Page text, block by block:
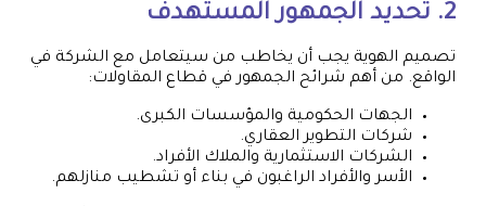
2. تحديد الجمهور المستهدف
تصميم الهوية يجب أن يخاطب من سيتعامل مع الشركة في
الواقع. من أهم شرائح الجمهور في قطاع المقاولات:
الجهات الحكومية والمؤسسات الكبرى.
شركات التطوير العقاري.
الشركات الاستثمارية والملاك الأفراد.
الأسر والأفراد الراغبون في بناء أو تشطيب منازلهم.